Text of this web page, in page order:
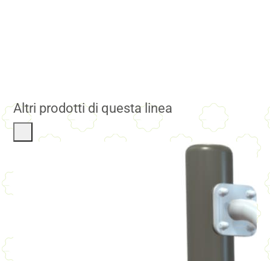
Altri prodotti di questa linea